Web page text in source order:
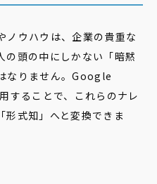
ノウハウは、企業の貴重な
の頭の中にしかない「暗黙
なりません。Google
ることで、これらのナレ
形式知」へと変換できま